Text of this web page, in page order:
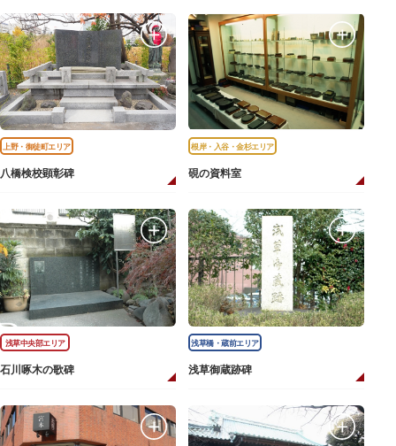
上野・御徒町エリア
八橋検校顕彰碑
根岸・入谷・金杉エリア
硯の資料室
浅草中央部エリア
石川啄木の歌碑
浅草橋・蔵前エリア
浅草御蔵跡碑